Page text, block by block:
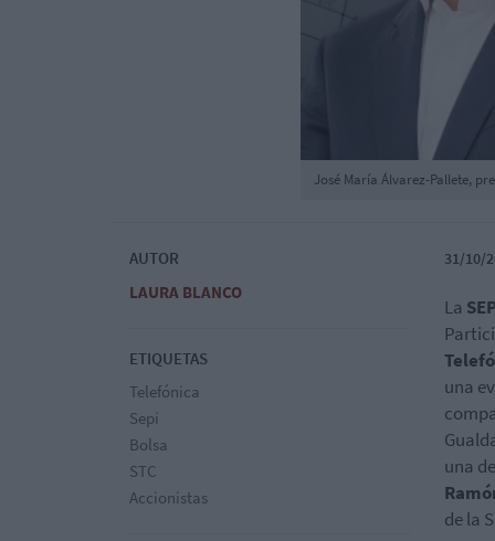
José María Álvarez-Pallete,
AUTOR
LAURA BLANCO
ETIQUETAS
Telefónica
Sepi
Bolsa
STC
Accionistas
31/10/
La
una
una
de la